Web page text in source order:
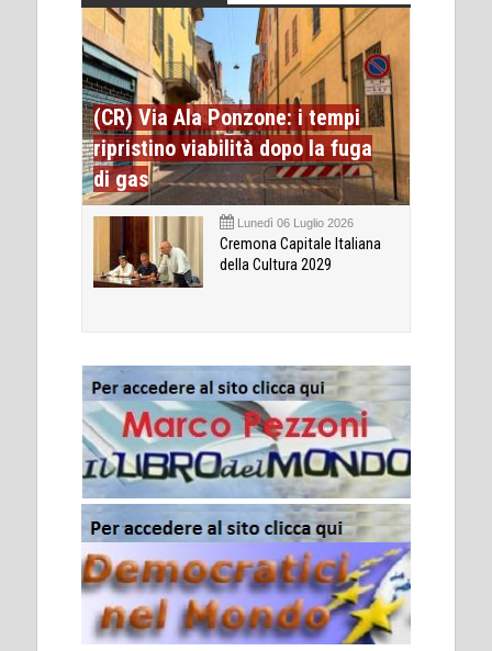
(CR) Via Ala Ponzone: i tempi
ripristino viabilità dopo la fuga
di gas
Lunedì 06 Luglio 2026
Cremona Capitale Italiana
della Cultura 2029